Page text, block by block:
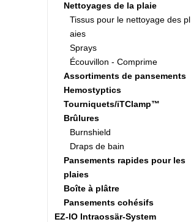
Nettoyages de la plaie
Tissus pour le nettoyage des pl
aies
Sprays
Écouvillon - Comprime
Assortiments de pansements
Hemostyptics
Tourniquets/iTClamp™
Brûlures
Burnshield
Draps de bain
Pansements rapides pour les
plaies
Boîte à plâtre
Pansements cohésifs
EZ-IO Intraossär-System